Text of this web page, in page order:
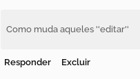
Como muda aqueles ''editar''
Responder Excluir